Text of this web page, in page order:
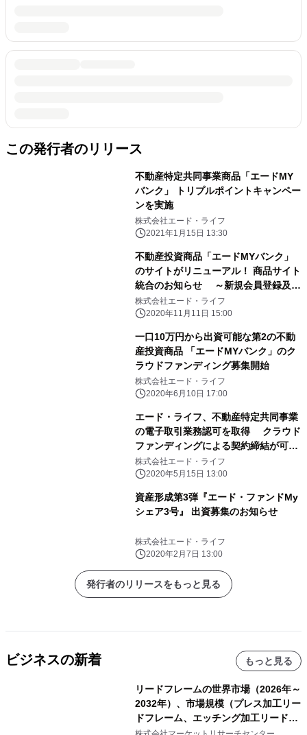
この発行者のリリース
不動産特定共同事業商品「エードMY
バンク」 トリプルポイントキャンペー
ンを実施
株式会社エード・ライフ
2021年1月15日 13:30
不動産投資商品「エードMYバンク」
のサイトがリニューアル！ 商品サイト
統合のお知らせ ～新規会員登録及び
出資キャンペーンも実施～
株式会社エード・ライフ
2020年11月11日 15:00
一口10万円から出資可能な第2の不動
産投資商品 「エードMYバンク」のク
ラウドファンディング募集開始
株式会社エード・ライフ
2020年6月10日 17:00
エード・ライフ、不動産特定共同事業
の電子取引業務認可を取得 クラウド
ファンディングによる契約締結が可能
に
株式会社エード・ライフ
2020年5月15日 13:00
資産形成第3弾『エード・ファンドMy
シェア3号』 出資募集のお知らせ
株式会社エード・ライフ
2020年2月7日 13:00
発行者のリリースをもっと見る
ビジネスの新着 もっと見る
リードフレームの世界市場（2026年～
2032年）、市場規模（プレス加工リー
ドフレーム、エッチング加工リードフ
レーム）・分析レポートを発表